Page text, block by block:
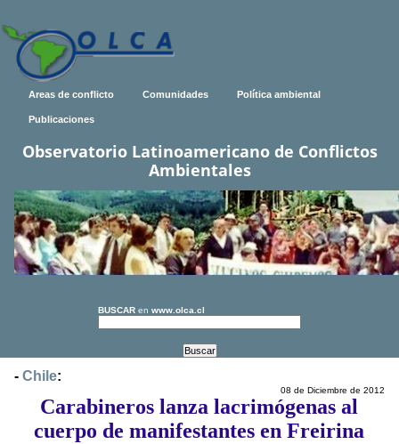
Areas de conflicto Comunidades Política ambiental
Publicaciones
Observatorio Latinoamericano de Conflictos
Ambientales
BUSCAR en www.olca.cl
- Chile:
08 de Diciembre de 2012
Carabineros lanza lacrimógenas al
cuerpo de manifestantes en Freirina